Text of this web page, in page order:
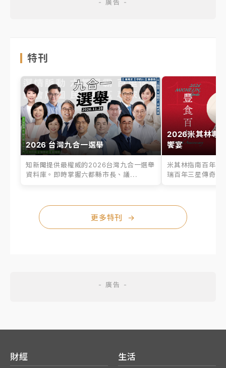
特刊
2026 台灣九合一選舉
知新聞提供最權威的2026台灣九合一選舉
資料庫。即時掌握六都縣市長、議...
2026米其林專
饗宴
米其林指南百年之
瑞百年三星傳奇、
更多特刊 →
財經 生活